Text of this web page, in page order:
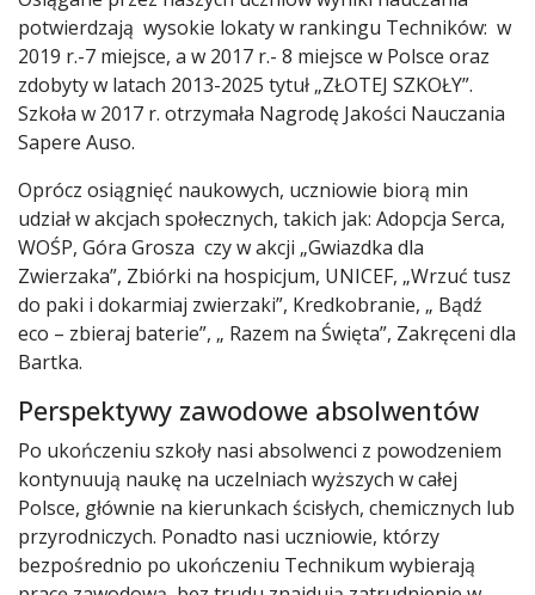
potwierdzają wysokie lokaty w rankingu Techników: w
2019 r.-7 miejsce, a w 2017 r.- 8 miejsce w Polsce oraz
zdobyty w latach 2013-2025 tytuł „ZŁOTEJ SZKOŁY”.
Szkoła w 2017 r. otrzymała Nagrodę Jakości Nauczania
Sapere Auso.
Oprócz osiągnięć naukowych, uczniowie biorą min
udział w akcjach społecznych, takich jak: Adopcja Serca,
WOŚP, Góra Grosza czy w akcji „Gwiazdka dla
Zwierzaka”, Zbiórki na hospicjum, UNICEF, „Wrzuć tusz
do paki i dokarmiaj zwierzaki”, Kredkobranie, „ Bądź
eco – zbieraj baterie”, „ Razem na Święta”, Zakręceni dla
Bartka.
Perspektywy zawodowe absolwentów
Po ukończeniu szkoły nasi absolwenci z powodzeniem
kontynuują naukę na uczelniach wyższych w całej
Polsce, głównie na kierunkach ścisłych, chemicznych lub
przyrodniczych. Ponadto nasi uczniowie, którzy
bezpośrednio po ukończeniu Technikum wybierają